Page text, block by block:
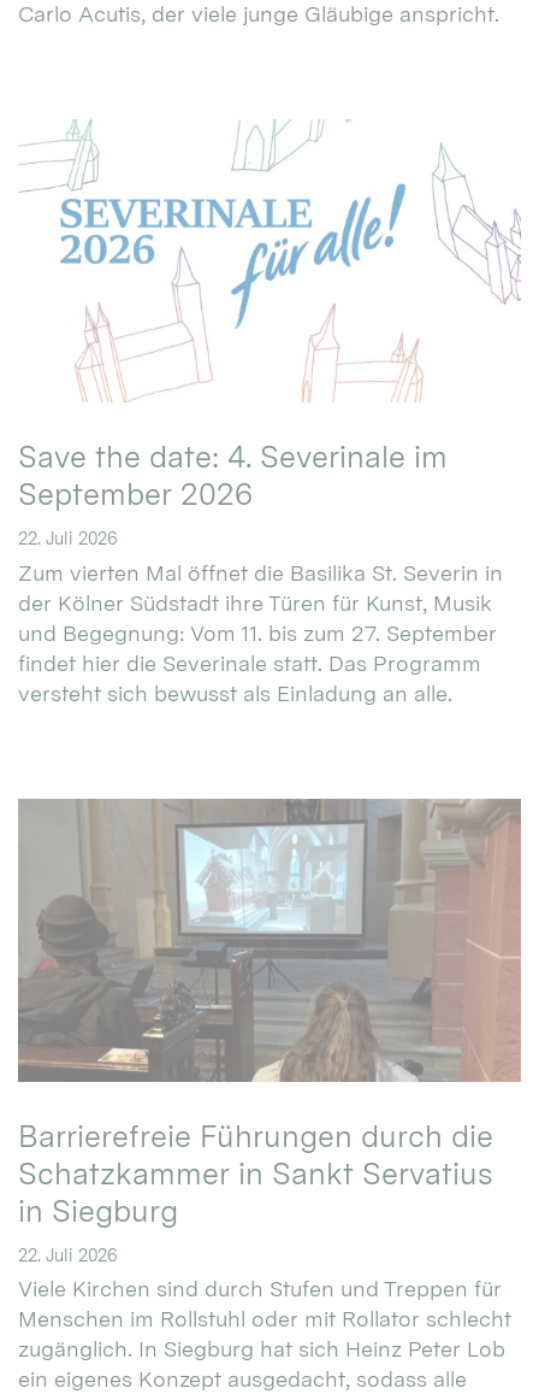
Carlo Acutis, der viele junge Gläubige anspricht.
Save the date: 4. Severinale im
September 2026
22. Juli 2026
Zum vierten Mal öffnet die Basilika St. Severin in
der Kölner Südstadt ihre Türen für Kunst, Musik
und Begegnung: Vom 11. bis zum 27. September
findet hier die Severinale statt. Das Programm
versteht sich bewusst als Einladung an alle.
Barrierefreie Führungen durch die
Schatzkammer in Sankt Servatius
in Siegburg
22. Juli 2026
Viele Kirchen sind durch Stufen und Treppen für
Menschen im Rollstuhl oder mit Rollator schlecht
zugänglich. In Siegburg hat sich Heinz Peter Lob
ein eigenes Konzept ausgedacht, sodass alle